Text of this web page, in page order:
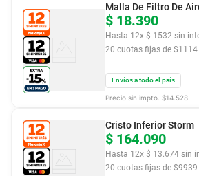
$ 18.390
Hasta 12x $ 1532 sin
20 cuotas fijas de $1114
Malla De Filtro De
Envíos a todo el país
Precio sin impto. $14.528
$ 164.090
Hasta 12x $ 13.674 sin
20 cuotas fijas de $9939
Cristo Inferior Storm